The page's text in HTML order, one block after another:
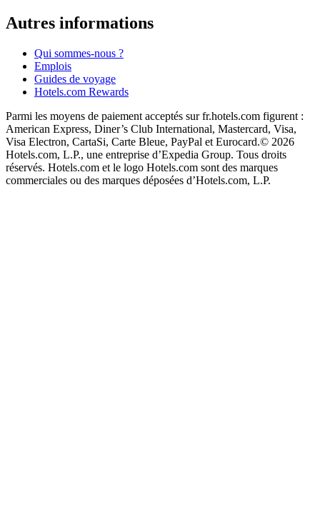
Autres informations
Qui sommes-nous ?
Emplois
Guides de voyage
Hotels.com Rewards
Parmi les moyens de paiement acceptés sur fr.hotels.com figurent :
American Express, Diner’s Club International, Mastercard, Visa,
Visa Electron, CartaSi, Carte Bleue, PayPal et Eurocard.© 2026
Hotels.com, L.P., une entreprise d’Expedia Group. Tous droits
réservés. Hotels.com et le logo Hotels.com sont des marques
commerciales ou des marques déposées d’Hotels.com, L.P.